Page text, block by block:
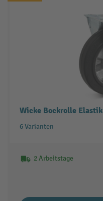
Wicke Bockrolle
6 Varianten
2 Arbeitstage